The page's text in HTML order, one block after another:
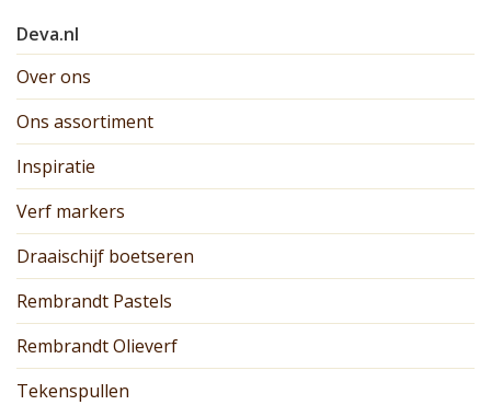
Deva.nl
Over ons
Ons assortiment
Inspiratie
Verf markers
Draaischijf boetseren
Rembrandt Pastels
Rembrandt Olieverf
Tekenspullen